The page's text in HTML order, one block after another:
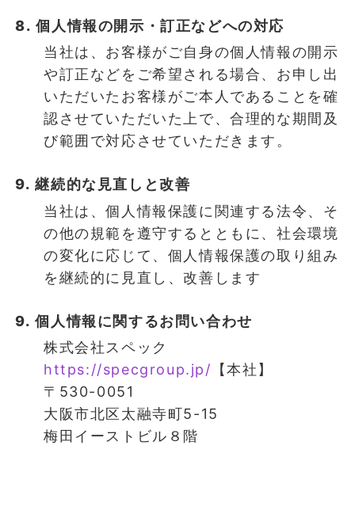
8. 個人情報の開示・訂正などへの対応
当社は、お客様がご自身の個人情報の開示
や訂正などをご希望される場合、お申し出
いただいたお客様がご本人であることを確
認させていただいた上で、合理的な期間及
び範囲で対応させていただきます。
9. 継続的な見直しと改善
当社は、個人情報保護に関連する法令、そ
の他の規範を遵守するとともに、社会環境
の変化に応じて、個人情報保護の取り組み
を継続的に見直し、改善します
9. 個人情報に関するお問い合わせ
株式会社スペック
https://specgroup.jp/ 【本社】
〒530-0051
大阪市北区太融寺町5-15
梅田イーストビル８階